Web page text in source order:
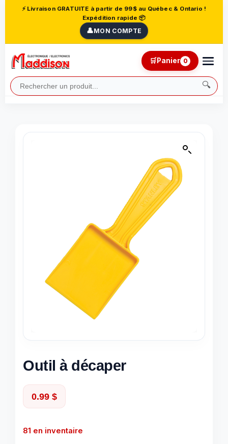
⚡ Livraison GRATUITE à partir de 99$ au Québec & Ontario !
Expédition rapide 📦
👤MON COMPTE
🔍
🛒Panier 0
Outil à décaper
0.99 $
81 en inventaire